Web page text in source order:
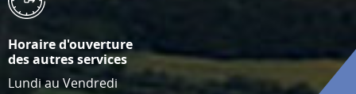
Horaire d'ouverture
des autres services
Lundi au Vendredi